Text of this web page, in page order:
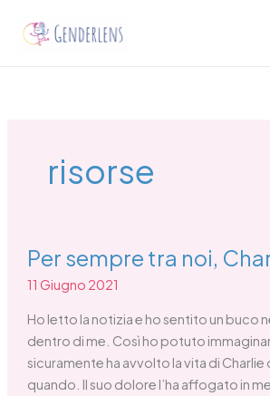
risorse
Per sempre tra noi,
11 Giugno 2021
Ho letto la notizia e ho sentito un buco
dentro di me. Così ho potuto
sicuramente ha avvolto la vita di Charlie
quando. Il suo dolore l’ha affogato in
sempre
tra
Charlie